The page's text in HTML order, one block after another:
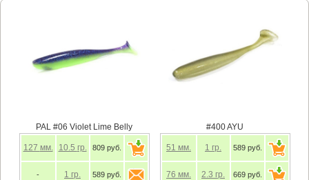
PAL #06 Violet Lime Belly
127 мм. 10.5 гр. 809 руб.
- 1 гр. 589 руб.
#400 AYU
51 мм. 1 гр. 589 руб.
76 мм. 2.3 гр. 669 руб.